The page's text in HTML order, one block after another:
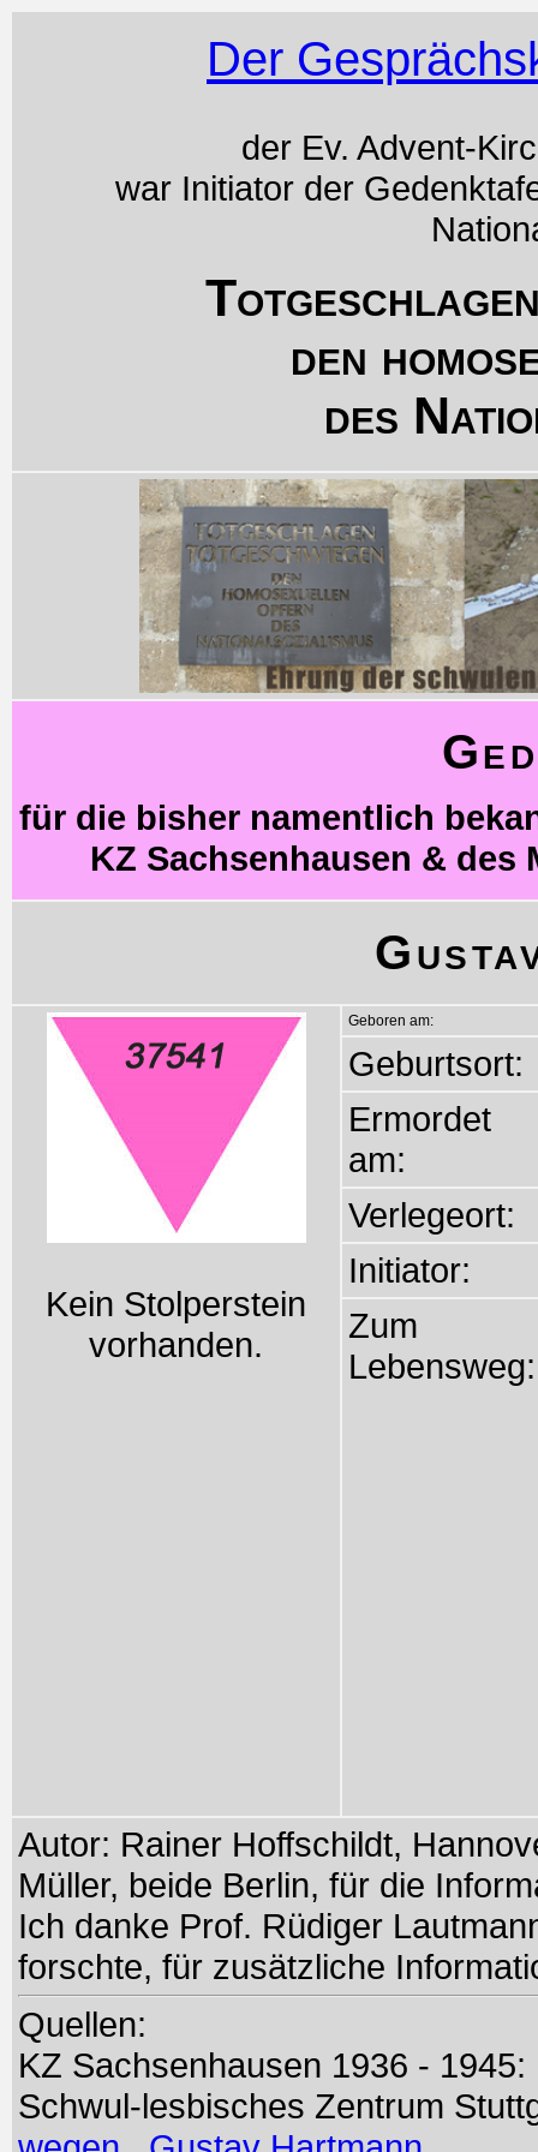
Der
der Ev. Advent-
war Initiator der
den
des
für die bisher namentlich
KZ Sachsenhausen & des
Kein Stolperstein
vorhanden.
Geboren am:
Geburtsort:
Ermordet
am:
Verlegeort:
Initiator:
Zum
Lebensweg:
Autor: Rainer Hoffschildt,
Müller, beide Berlin, für die
Ich danke Prof. Rüdiger
forschte, für zusätzliche
Quellen:
KZ Sachsenhausen 1936 - 1945:
Schwul-lesbisches Zentrum